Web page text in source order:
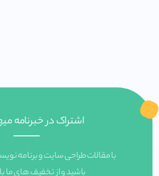
اشتراک در خبرنامه
با مقالات طراحی سایت و برنامه
باشید و از تخفیف های ما